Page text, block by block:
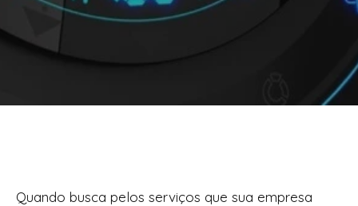
Quando busca pelos serviços que sua empresa